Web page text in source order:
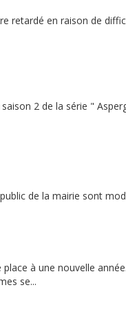
retardé en raison de
2 de la série "
de la mairie sont
à une nouvelle année.
se...